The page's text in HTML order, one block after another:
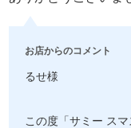
お店からのコメント
るせ様
この度「サミー ス